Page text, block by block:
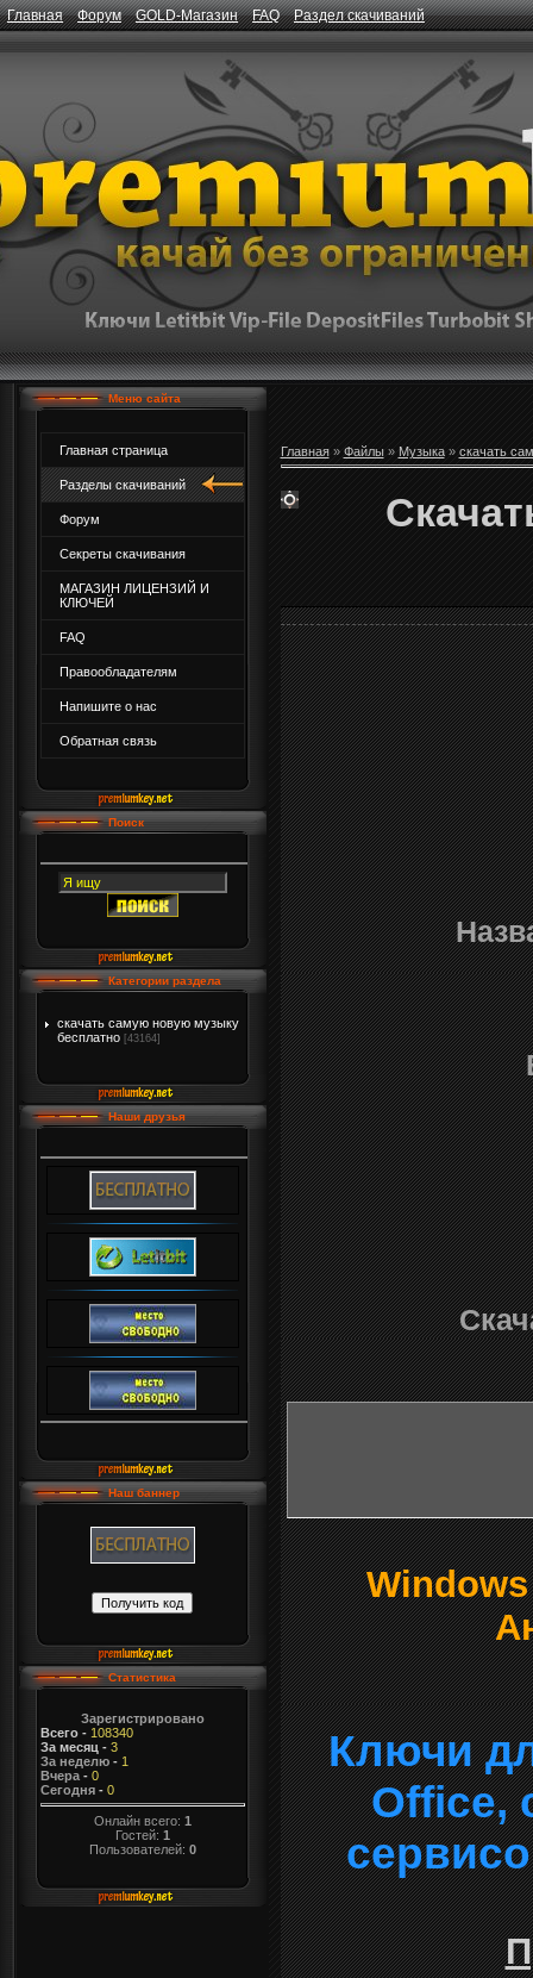
Главная Форум GOLD-Магазин FAQ Раздел скачиваний
Меню сайта
Главная страница
Разделы скачиваний
Форум
Секреты скачивания
МАГАЗИН ЛИЦЕНЗИЙ И
КЛЮЧЕЙ
FAQ
Правообладателям
Напишите о нас
Обратная связь
Поиск
Категории раздела
скачать самую новую музыку
бесплатно [43164]
Наши друзья
Наш баннер
Статистика
Зарегистрировано
Всего- 108340
За месяц - 3
За неделю- 1
Вчера- 0
Сегодня- 0
Онлайн всего: 1
Гостей: 1
Пользователей: 0
Главная» Файлы» Музыка» скачать
Windows
Ключи
Office,